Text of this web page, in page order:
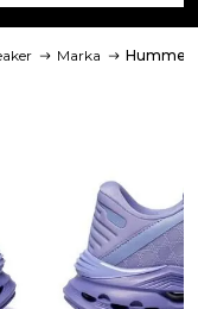
Marka Hummel